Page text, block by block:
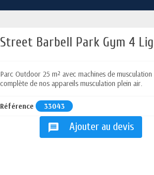
Street Barbell Park Gym 4
Parc Outdoor 25 m² avec machines de
complète de nos appareils musculation plein air.
Référence 33043
message Ajouter au devis